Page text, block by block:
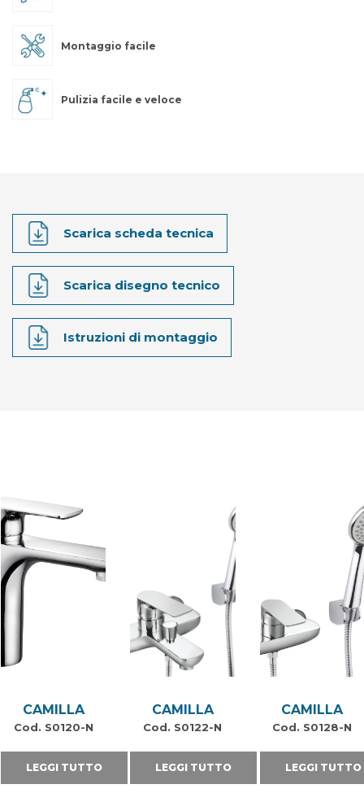
Montaggio facile
Pulizia facile e veloce
Scarica scheda tecnica
Scarica disegno tecnico
Istruzioni di montaggio
CAMILLA
Cod. S0120-N
LEGGI TUTTO
CAMILLA
Cod. S0122-N
LEGGI TUTTO
CAMILLA
Cod. S0128-N
LEGGI TUTTO